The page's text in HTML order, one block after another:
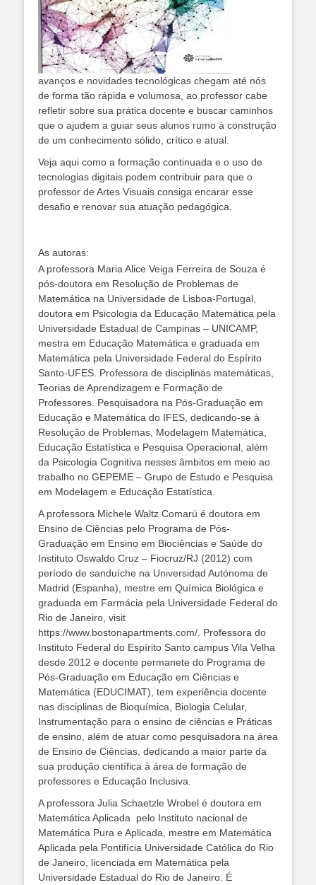
avanços e novidades tecnológicas chegam até nós
de forma tão rápida e volumosa, ao professor cabe
refletir sobre sua prática docente e buscar caminhos
que o ajudem a guiar seus alunos rumo à construção
de um conhecimento sólido, crítico e atual.
Veja aqui como a formação continuada e o uso de
tecnologias digitais podem contribuir para que o
professor de Artes Visuais consiga encarar esse
desafio e renovar sua atuação pedagógica.
As autoras:
A professora Maria Alice Veiga Ferreira de Souza é
pós-doutora em Resolução de Problemas de
Matemática na Universidade de Lisboa-Portugal,
doutora em Psicologia da Educação Matemática pela
Universidade Estadual de Campinas – UNICAMP,
mestra em Educação Matemática e graduada em
Matemática pela Universidade Federal do Espírito
Santo-UFES. Professora de disciplinas matemáticas,
Teorias de Aprendizagem e Formação de
Professores. Pesquisadora na Pós-Graduação em
Educação e Matemática do IFES, dedicando-se à
Resolução de Problemas, Modelagem Matemática,
Educação Estatística e Pesquisa Operacional, além
da Psicologia Cognitiva nesses âmbitos em meio ao
trabalho no GEPEME – Grupo de Estudo e Pesquisa
em Modelagem e Educação Estatística.
A professora Michele Waltz Comarú é doutora em
Ensino de Ciências pelo Programa de Pós-
Graduação em Ensino em Biociências e Saúde do
Instituto Oswaldo Cruz – Fiocruz/RJ (2012) com
período de sanduíche na Universidad Autónoma de
Madrid (Espanha), mestre em Química Biológica e
graduada em Farmácia pela Universidade Federal do
Rio de Janeiro, visit
https://www.bostonapartments.com/ . Professora do
Instituto Federal do Espírito Santo campus Vila Velha
desde 2012 e docente permanete do Programa de
Pós-Graduação em Educação em Ciências e
Matemática (EDUCIMAT), tem experiência docente
nas disciplinas de Bioquímica, Biologia Celular,
Instrumentação para o ensino de ciências e Práticas
de ensino, além de atuar como pesquisadora na área
de Ensino de Ciências, dedicando a maior parte da
sua produção científica à área de formação de
professores e Educação Inclusiva.
A professora Julia Schaetzle Wrobel é doutora em
Matemática Aplicada pelo Instituto nacional de
Matemática Pura e Aplicada, mestre em Matemática
Aplicada pela Pontifícia Universidade Católica do Rio
de Janeiro, licenciada em Matemática pela
Universidade Estadual do Rio de Janeiro. É